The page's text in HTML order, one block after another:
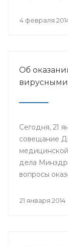
4 февраля
Об
вирусными
Сегодня, 21
совещание
дела
вопросы
21 января 2014